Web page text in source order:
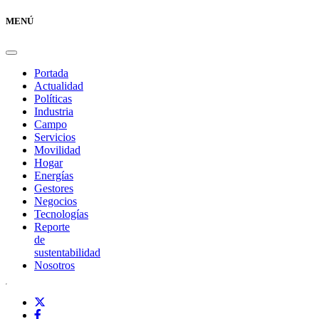
MENÚ
Portada
Actualidad
Políticas
Industria
Campo
Servicios
Movilidad
Hogar
Energías
Gestores
Negocios
Tecnologías
Reporte
de
sustentabilidad
Nosotros